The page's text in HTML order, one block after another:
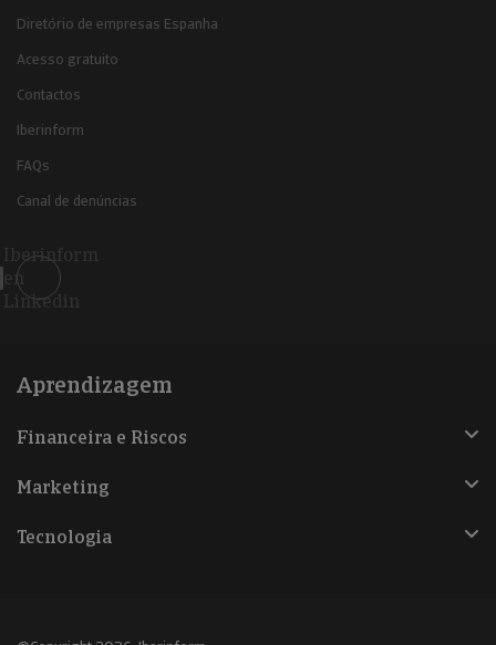
Diretório de empresas Espanha
Acesso gratuito
Contactos
Iberinform
FAQs
Canal de denúncias
Iberinform
en
Linkedin
Aprendizagem
Financeira e Riscos
Marketing
Tecnologia